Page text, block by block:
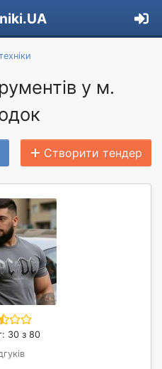
у м.
Створити тендер
30 з 80